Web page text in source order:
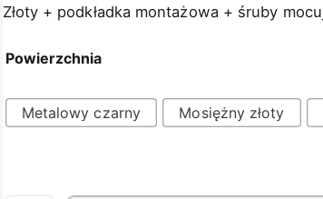
9
0
Złoty + podkładka montażowa + śruby
Powierzchnia
Metalowy czarny Mosiężny złoty